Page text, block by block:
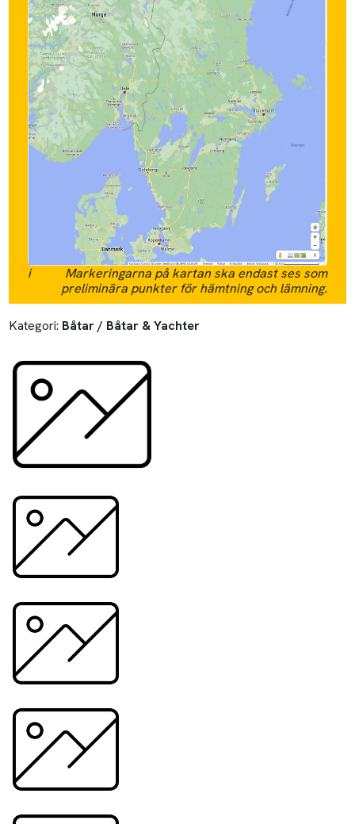
i
Markeringarna på kartan ska endast ses som
preliminära punkter för hämtning och lämning.
Kategori: Båtar / Båtar & Yachter